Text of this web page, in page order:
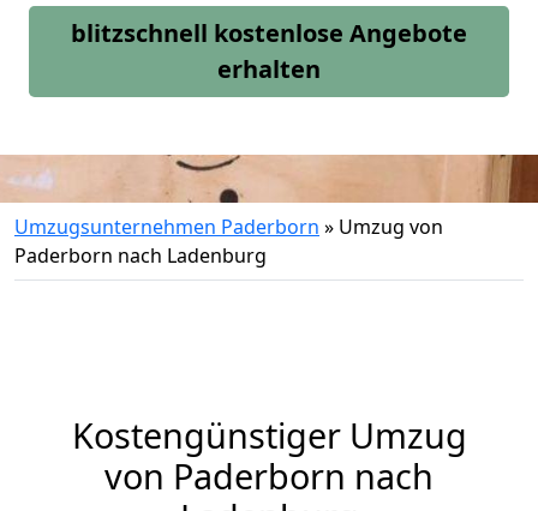
blitzschnell kostenlose Angebote
erhalten
Umzugsunternehmen Paderborn » Umzug von
Paderborn nach Ladenburg
Kostengünstiger Umzug
von Paderborn nach